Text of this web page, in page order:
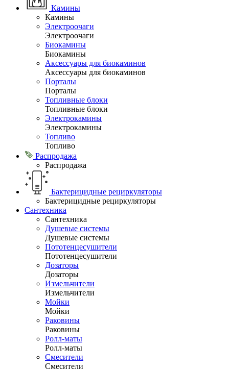
Камины
Камины
Электроочаги
Электроочаги
Биокамины
Биокамины
Аксессуары для биокаминов
Аксессуары для биокаминов
Порталы
Порталы
Топливные блоки
Топливные блоки
Электрокамины
Электрокамины
Топливо
Топливо
Распродажа
Распродажа
Бактерицидные рециркуляторы
Бактерицидные рециркуляторы
Сантехника
Сантехника
Душевые системы
Душевые системы
Пототенцесушители
Пототенцесушители
Дозаторы
Дозаторы
Измельчители
Измельчители
Мойки
Мойки
Раковины
Раковины
Ролл-маты
Ролл-маты
Смесители
Смесители